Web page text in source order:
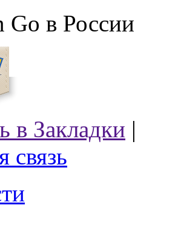
Go в России
в Закладки |
связь